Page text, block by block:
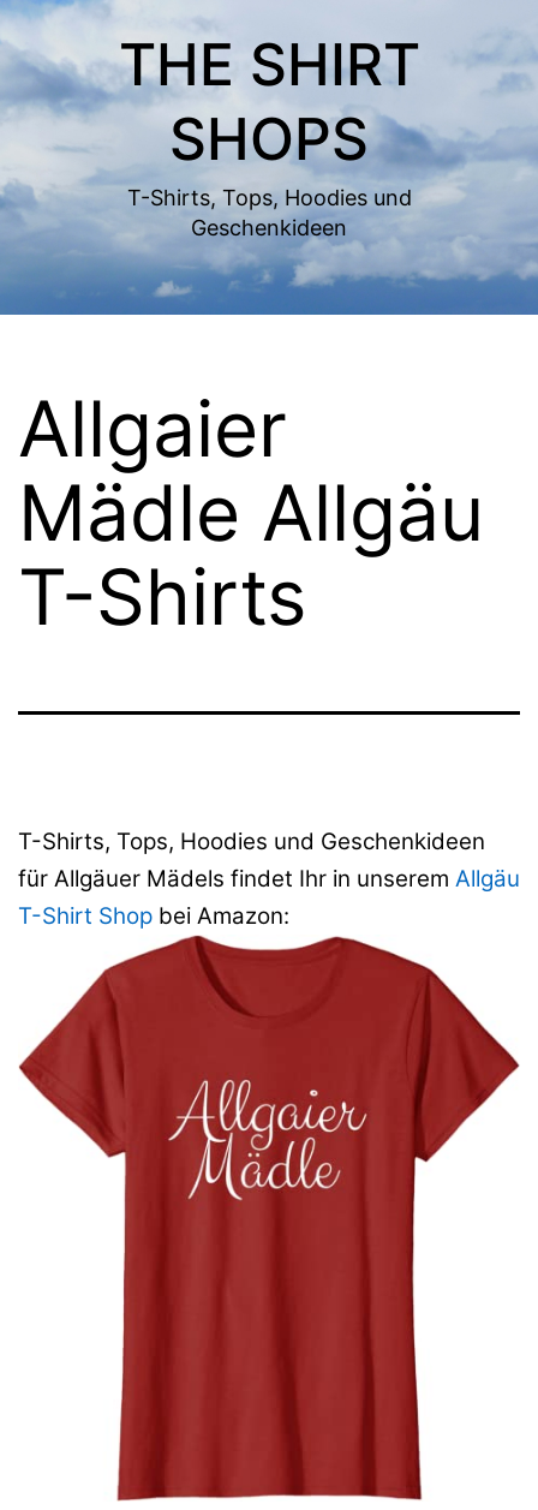
Zum
Inhalt
springen
THE SHIRT
SHOPS
T-Shirts, Tops, Hoodies und
Geschenkideen
Allgaier
Mädle Allgäu
T-Shirts
T-Shirts, Tops, Hoodies und Geschenkideen
für Allgäuer Mädels findet Ihr in unserem Allgäu
T-Shirt Shop bei Amazon: